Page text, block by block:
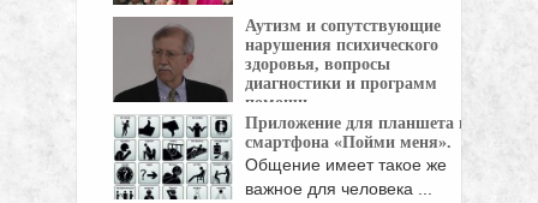
девочка-аутист ...
Аутизм и сопутствующие
нарушения психического
здоровья, вопросы
диагностики и программ
помощи.
Брайан Кинг: "Изменения
подходов к пониманию потребностей ...
Приложение для планшета и
смартфона «Пойми меня».
Общение имеет такое же
важное для человека ...